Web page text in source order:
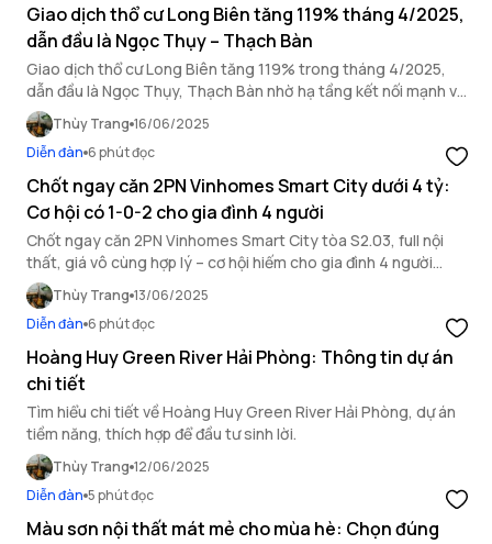
Giao dịch thổ cư Long Biên tăng 119% tháng 4/2025,
dẫn đầu là Ngọc Thụy – Thạch Bàn
Giao dịch thổ cư Long Biên tăng 119% trong tháng 4/2025,
dẫn đầu là Ngọc Thụy, Thạch Bàn nhờ hạ tầng kết nối mạnh và
nhu cầu mua ở thực tăng cao.
Thùy Trang 16/06/2025
Diễn đàn 6 phút đọc
Chốt ngay căn 2PN Vinhomes Smart City dưới 4 tỷ:
Cơ hội có 1-0-2 cho gia đình 4 người
Chốt ngay căn 2PN Vinhomes Smart City tòa S2.03, full nội
thất, giá vô cùng hợp lý – cơ hội hiếm cho gia đình 4 người
muốn an cư tại đại đô thị thông minh.
Thùy Trang 13/06/2025
Diễn đàn 6 phút đọc
Hoàng Huy Green River Hải Phòng: Thông tin dự án
chi tiết
Tìm hiểu chi tiết về Hoàng Huy Green River Hải Phòng, dự án
tiềm năng, thích hợp để đầu tư sinh lời.
Thùy Trang 12/06/2025
Diễn đàn 5 phút đọc
Màu sơn nội thất mát mẻ cho mùa hè: Chọn đúng